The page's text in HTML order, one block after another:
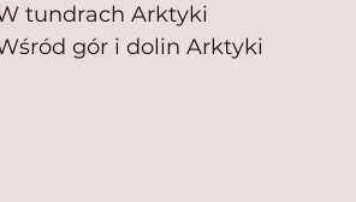
Pomoc zwierzętom
tundrach Arktyki
gór i dolin Arktyki